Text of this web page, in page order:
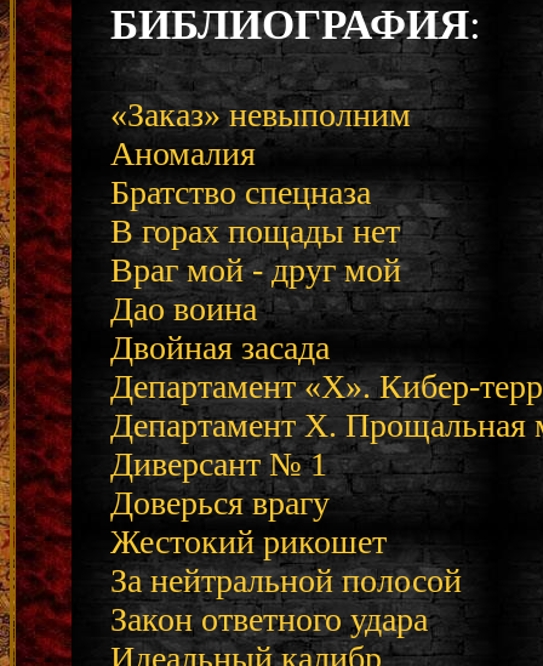
БИБЛИОГРАФИЯ:
«Заказ» невыполним
Аномалия
Братство спецназа
В горах пощады нет
Враг мой - друг мой
Дао воина
Двойная засада
Департамент «Х». Кибер-
Департамент Х. Прощальная
Диверсант № 1
Доверься врагу
Жестокий рикошет
За нейтральной полосой
Закон ответного удара
Идеальный калибр